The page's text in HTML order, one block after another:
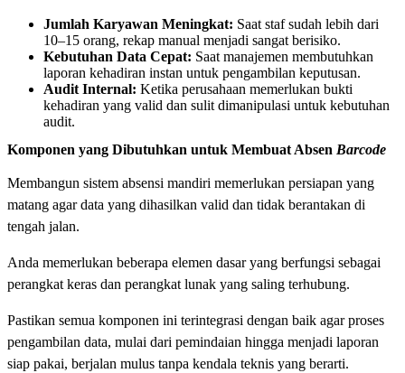
Jumlah Karyawan Meningkat: Saat staf sudah lebih dari
10–15 orang, rekap manual menjadi sangat berisiko.
Kebutuhan Data Cepat: Saat manajemen membutuhkan
laporan kehadiran instan untuk pengambilan keputusan.
Audit Internal: Ketika perusahaan memerlukan bukti
kehadiran yang valid dan sulit dimanipulasi untuk kebutuhan
audit.
Komponen yang Dibutuhkan untuk Membuat Absen Barcode
Membangun sistem absensi mandiri memerlukan persiapan yang
matang agar data yang dihasilkan valid dan tidak berantakan di
tengah jalan.
Anda memerlukan beberapa elemen dasar yang berfungsi sebagai
perangkat keras dan perangkat lunak yang saling terhubung.
Pastikan semua komponen ini terintegrasi dengan baik agar proses
pengambilan data, mulai dari pemindaian hingga menjadi laporan
siap pakai, berjalan mulus tanpa kendala teknis yang berarti.